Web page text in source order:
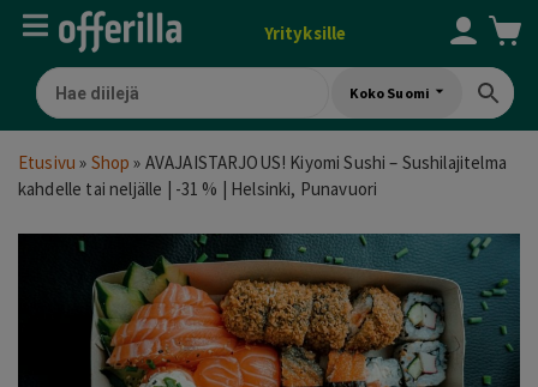
Yrityksille
Koko Suomi
Etusivu » Shop » AVAJAISTARJOUS! Kiyomi Sushi – Sushilajitelma
kahdelle tai neljälle | -31 % | Helsinki, Punavuori